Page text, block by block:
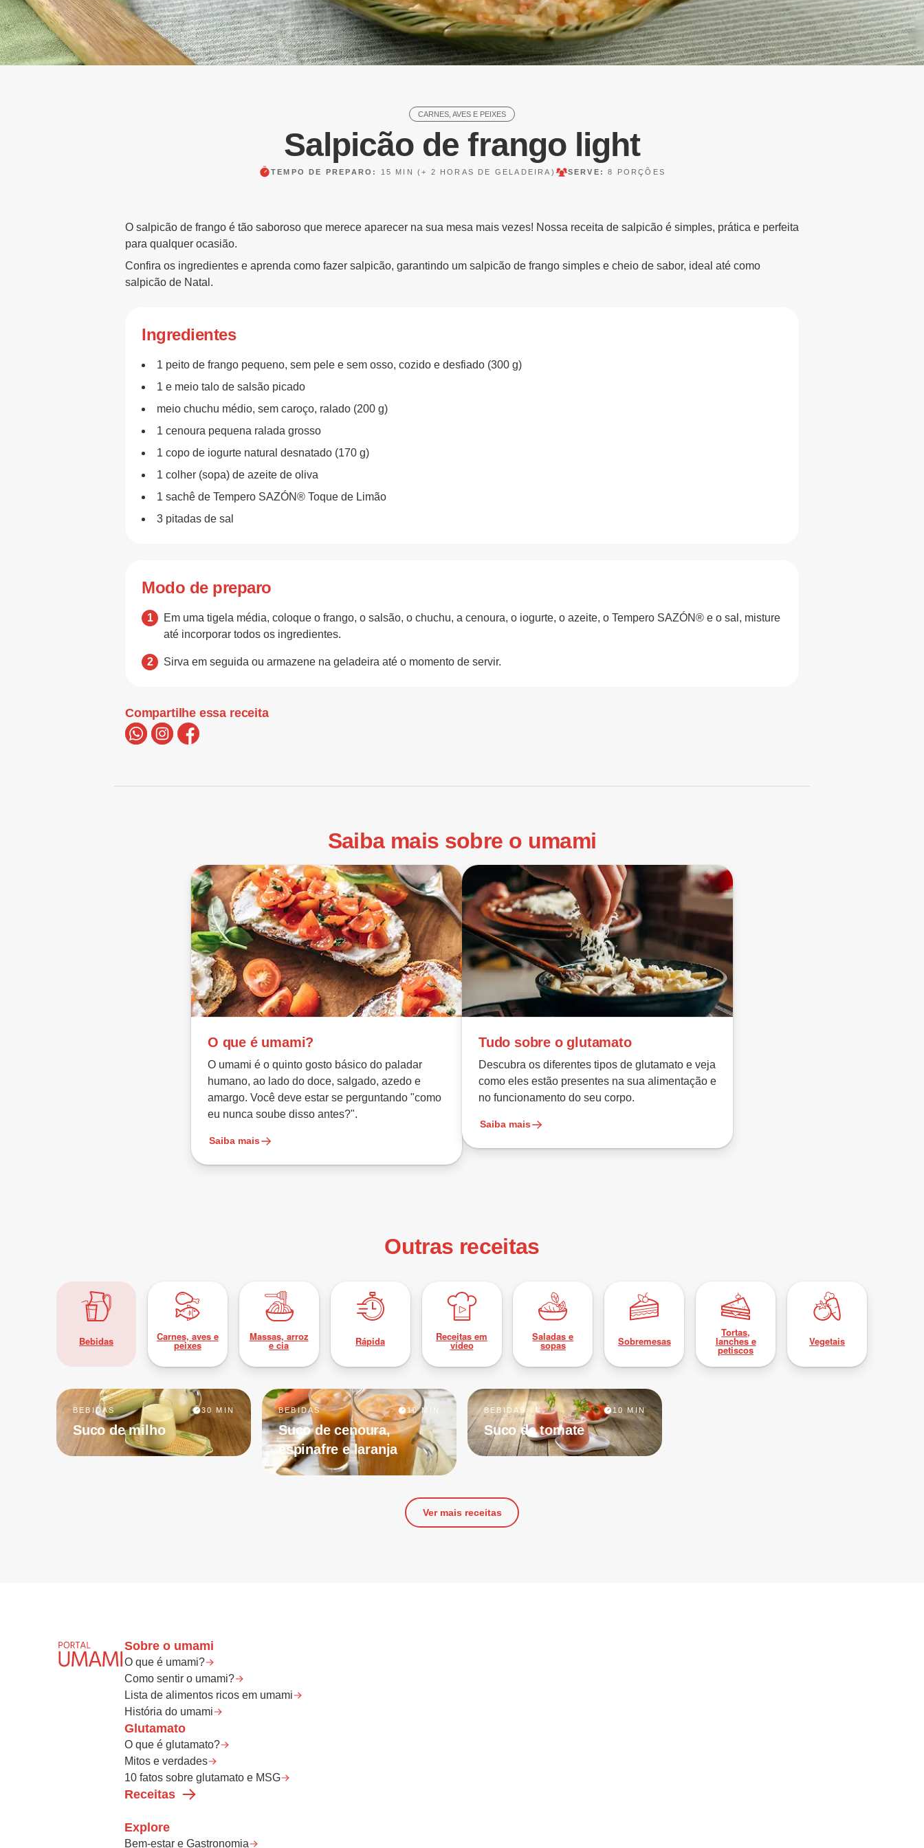
CARNES, AVES E PEIXES
Salpicão de frango light
TEMPO DE PREPARO: 15 MIN (+ 2 HORAS DE GELADEIRA) SERVE:8 PORÇÕES
O salpicão de frango é tão saboroso que merece aparecer na sua mesa mais vezes! Nossa receita de salpicão é simples, prática e perfeita
para qualquer ocasião.
Confira os ingredientes e aprenda como fazer salpicão, garantindo um salpicão de frango simples e cheio de sabor, ideal até como
salpicão de Natal.
Ingredientes
1 peito de frango pequeno, sem pele e sem osso, cozido e desfiado (300 g)
1 e meio talo de salsão picado
meio chuchu médio, sem caroço, ralado (200 g)
1 cenoura pequena ralada grosso
1 copo de iogurte natural desnatado (170 g)
1 colher (sopa) de azeite de oliva
1 sachê de Tempero SAZÓN® Toque de Limão
3 pitadas de sal
Modo de preparo
Em uma tigela média, coloque o frango, o salsão, o chuchu, a cenoura, o iogurte, o azeite, o Tempero SAZÓN® e o sal, misture
até incorporar todos os ingredientes.
Sirva em seguida ou armazene na geladeira até o momento de servir.
Compartilhe essa receita
Saiba mais sobre o umami
O que é umami?
O umami é o quinto gosto básico do paladar
humano, ao lado do doce, salgado, azedo e
amargo. Você deve estar se perguntando "como
eu nunca soube disso antes?".
Saiba mais
Tudo sobre o glutamato
Descubra os diferentes tipos de glutamato e veja
como eles estão presentes na sua alimentação e
no funcionamento do seu corpo.
Saiba mais
Outras receitas
Bebidas Carnes, aves e
peixes
Massas, arroz
e cia Rápida Receitas em
vídeo
Saladas e
sopas Sobremesas
Tortas,
lanches e
petiscos
Vegetais
BEBIDAS 30 MIN
Suco de milho
BEBIDAS 10 MIN
Suco de cenoura,
espinafre e laranja
BEBIDAS 10 MIN
Suco de tomate
Ver mais receitas
Sobre o umami
O que é umami?
Como sentir o umami?
Lista de alimentos ricos em umami
História do umami
Glutamato
O que é glutamato?
Mitos e verdades
10 fatos sobre glutamato e MSG
Receitas
Explore
Bem-estar e Gastronomia